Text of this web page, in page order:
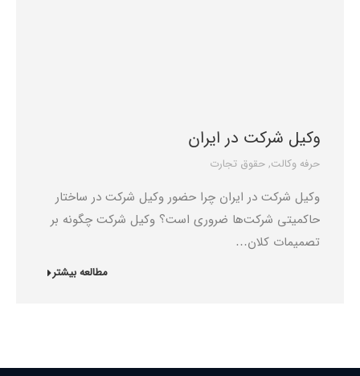
وکیل شرکت در ایران
حرفه وکالت,حقوق تجارت
وکیل شرکت در ایران چرا حضور وکیل شرکت در ساختار
حاکمیتی شرکت‌ها ضروری است؟ وکیل شرکت چگونه بر
تصمیمات کلان…
مطالعه بیشتر